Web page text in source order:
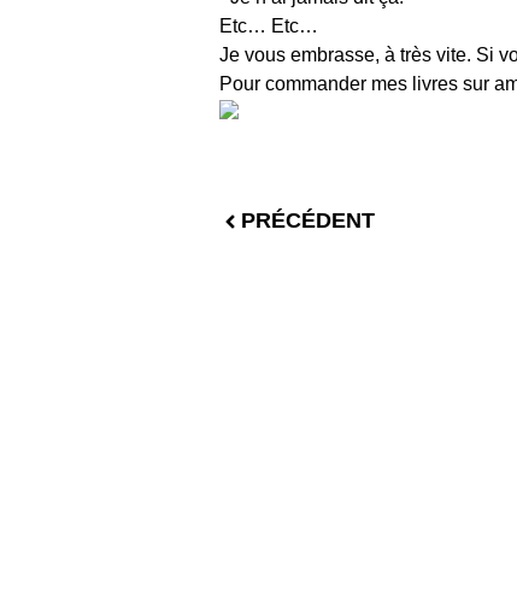
Etc… Etc…
Je vous embrasse, à très vite. Si
Pour commander mes livres sur
PRÉCÉDENT